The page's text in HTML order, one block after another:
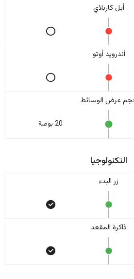
أبل كاربلاي
أندرويد أوتو
عرض الوسائط
20 بوصة
التكنولوجيا
زر البدء
ذاكرة المقعد